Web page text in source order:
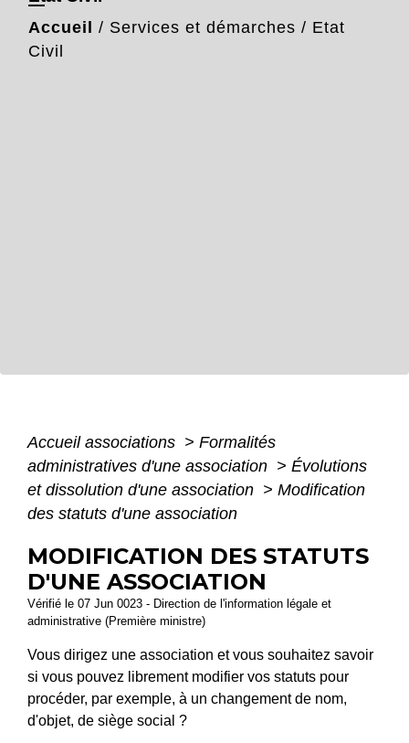
Accueil / Services et démarches / Etat
Civil
Accueil associations > Formalités
administratives d'une association > Évolutions
et dissolution d'une association > Modification
des statuts d'une association
MODIFICATION DES STATUTS
D'UNE ASSOCIATION
Vérifié le 07 Jun 0023 - Direction de l'information légale et
administrative (Première ministre)
Vous dirigez une association et vous souhaitez savoir
si vous pouvez librement modifier vos statuts pour
procéder, par exemple, à un changement de nom,
d'objet, de siège social ?